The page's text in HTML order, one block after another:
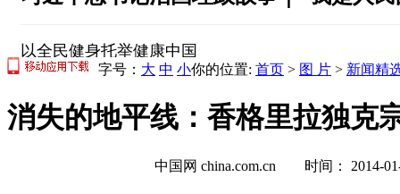
字号： 大 中 小你的位置: 首页 > 图 片 > 新闻精
消失的地平线：香格里拉独克
中国网 china.com.cn 时间：